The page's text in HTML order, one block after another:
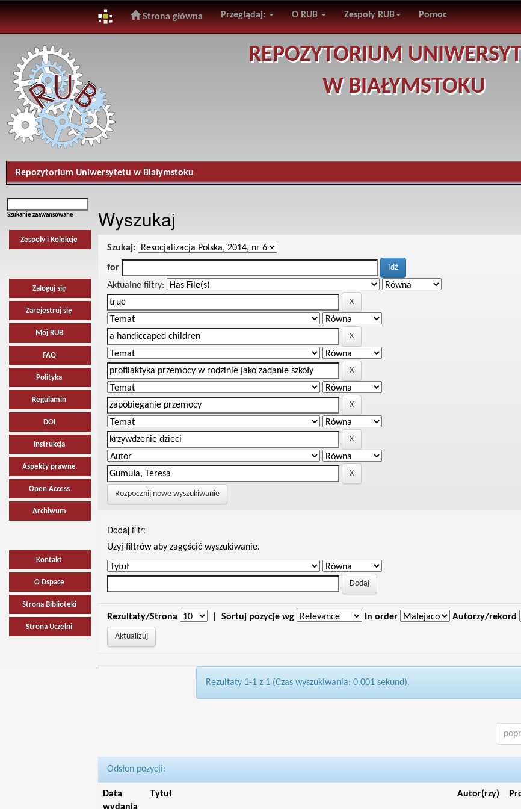
navigation
Strona główna Przeglądaj: O RUB Zespoły RUB Pomoc
REPOZYTORIUM
W BIAŁYMSTOKU
Repozytorium Uniwersytetu w Białymstoku
Szukanie zaawansowane
Zespoły i Kolekcje
Zaloguj się
Zarejestruj się
Mój RUB
FAQ
Polityka
Regulamin
DOI
Instrukcja
Aspekty prawne
Open Access
Archiwum
Kontakt
O Dspace
Strona Biblioteki
Strona Uczelni
Wyszukaj
Szukaj:
for
Aktualne filtry:
Rozpocznij nowe wyszukiwanie
Dodaj filtr:
Uzyj filtrów aby zagęścić wyszukiwanie.
Rezultaty/Strona Sortuj pozycje wg In order Autorzy/rekord
Rezultaty 1-1 z 1 (Czas wyszukiwania: 0.001 sekund).
Odsłon pozycji:
Data
Tytuł Autor(rzy)